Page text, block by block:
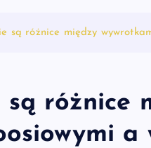
są różnice między
są różnice
a